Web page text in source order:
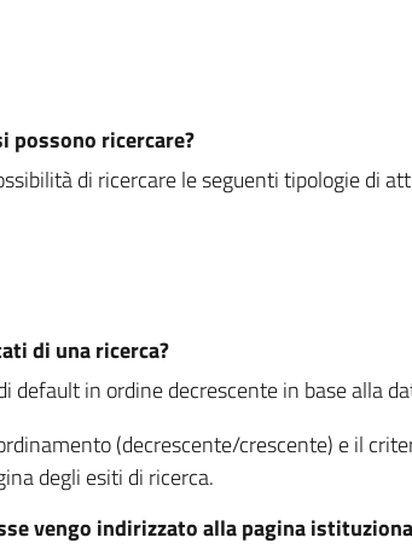
possono ricercare?
di ricercare le seguenti tipologie di
di una ricerca?
default in ordine decrescente in base alla
(decrescente/crescente) e il
degli esiti di ricerca.
vengo indirizzato alla pagina